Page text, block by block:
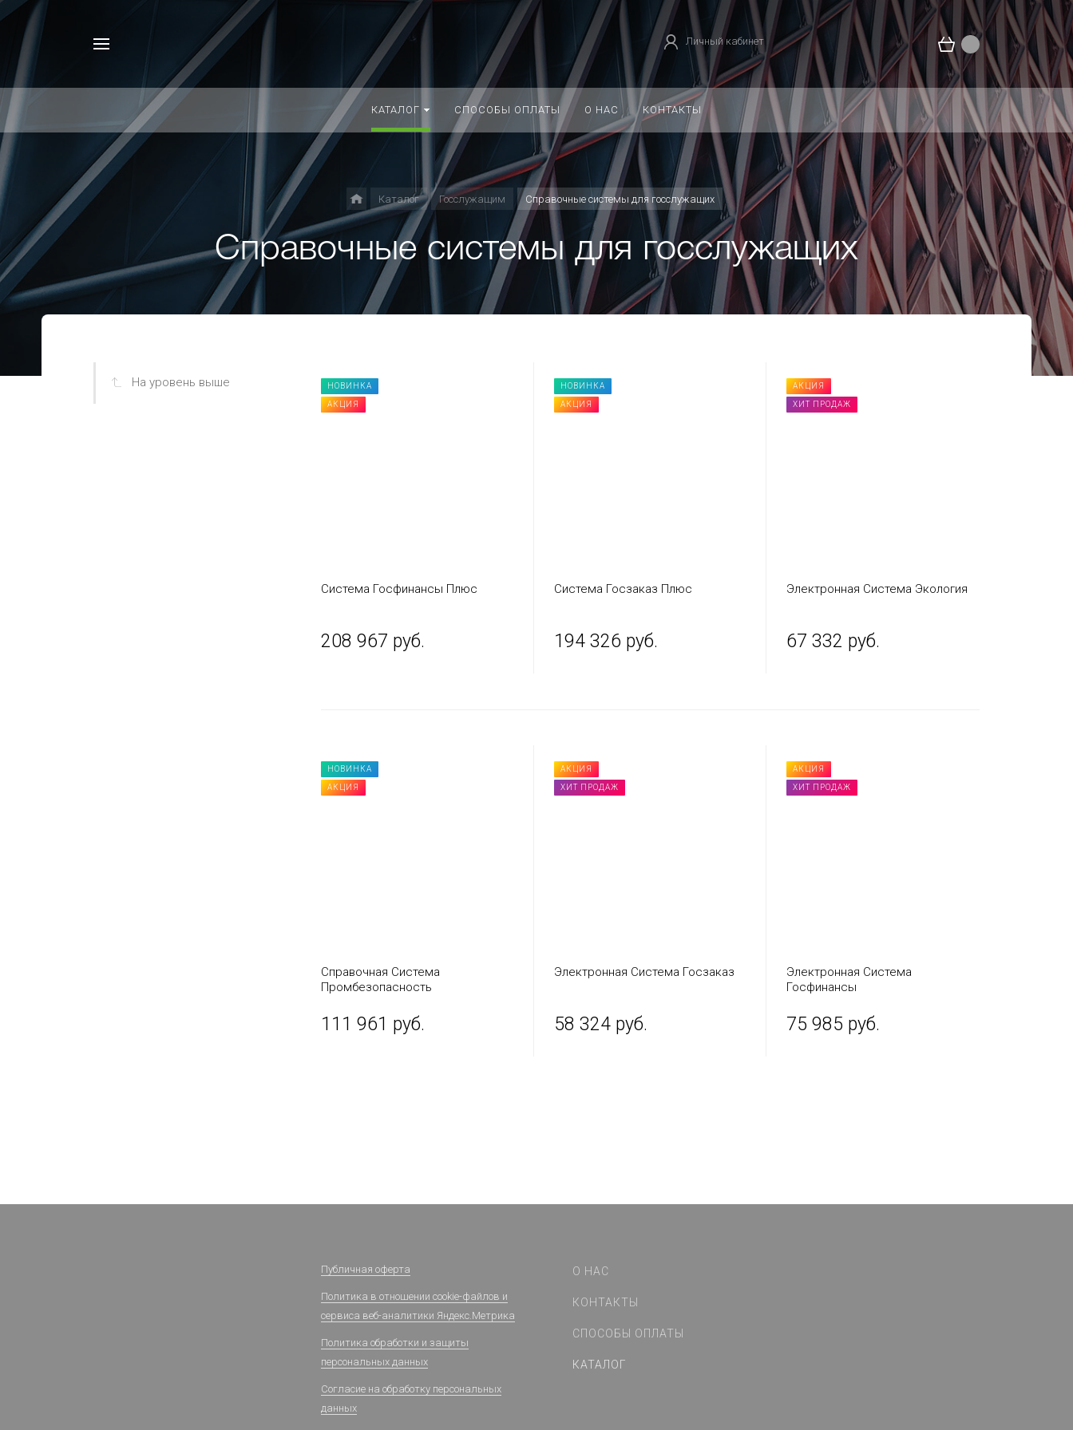
Личный кабинет
КАТАЛОГ СПОСОБЫ ОПЛАТЫ О НАС КОНТАКТЫ
Каталог Госслужащим Справочные системы для госслужащих
Справочные системы для госслужащих
На уровень выше НОВИНКА
АКЦИЯ
Система Госфинансы Плюс
208 967 руб.
НОВИНКА
АКЦИЯ
Система Госзаказ Плюс
194 326 руб.
АКЦИЯ
ХИТ ПРОДАЖ
Электронная Cистема Экология
67 332 руб.
НОВИНКА
АКЦИЯ
Справочная Система
Промбезопасность
111 961 руб.
АКЦИЯ
ХИТ ПРОДАЖ
Электронная Cистема Госзаказ
58 324 руб.
АКЦИЯ
ХИТ ПРОДАЖ
Электронная Cистема
Госфинансы
75 985 руб.
Публичная оферта
Политика в отношении cookie-файлов и
сервиса веб-аналитики Яндекс.Метрика
Политика обработки и защиты
персональных данных
Согласие на обработку персональных
данных
О НАС
КОНТАКТЫ
СПОСОБЫ ОПЛАТЫ
КАТАЛОГ